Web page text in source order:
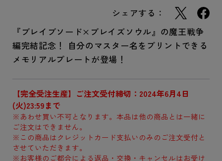
シェアする：
『ブレイブソード×ブレイズソウル』の魔王戦争
編完結記念！ 自分のマスター名をプリントできる
メモリアルプレートが登場！
【完全受注生産】ご注文受付締切：2024年6月4日
(火)23:59まで
※あわせ買い不可となります。本品は他の商品とは一緒に
ご注文はできません。
※この商品はクレジットカード支払いのみのご注文受付と
させていただきます。
※お客様のご都合による返品・交換・キャンセルはお受け